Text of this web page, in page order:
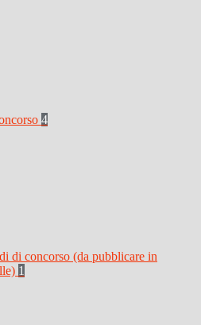
4
di concorso (da pubblicare in
1